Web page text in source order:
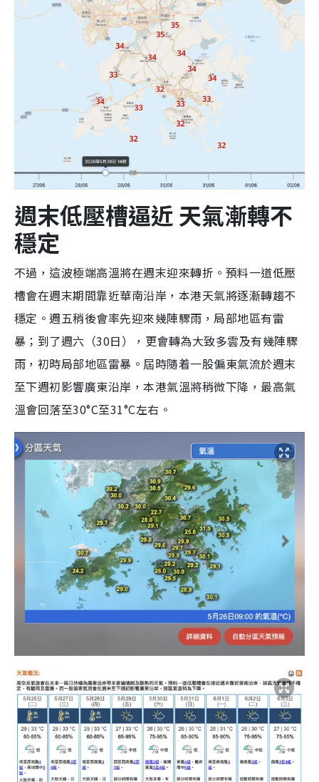
週末低壓槽逼近 天氣漸轉不
穩定
不過，這波極端高溫將在週末迎來轉折。預料一道低壓
槽會在週末期間靠近華南沿岸，本港天氣將逐漸轉趨不
穩定。週五稍後會率先迎來幾陣驟雨，局部地區有雷
暴；到了週六（30日），更會轉為大致多雲及有幾陣驟
雨，初時局部地區雷暴。屆時隨着一股偏東氣流於週末
至下週初影響廣東沿岸，本港氣溫將稍微下降，最高氣
溫會回落至30°C至31°C左右。